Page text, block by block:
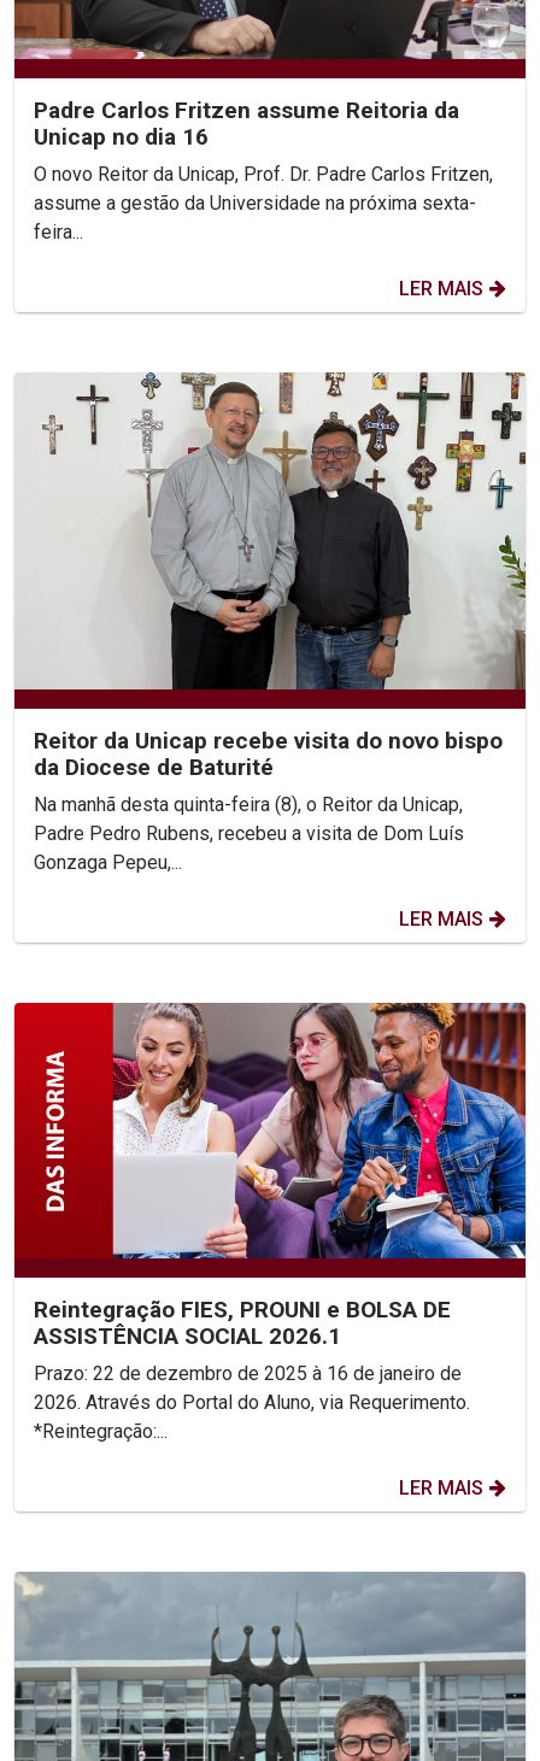
Padre Carlos Fritzen assume Reitoria da
Unicap no dia 16
O novo Reitor da Unicap, Prof. Dr. Padre Carlos Fritzen,
assume a gestão da Universidade na próxima sexta-
feira...
LER MAIS
Reitor da Unicap recebe visita do novo bispo
da Diocese de Baturité
Na manhã desta quinta-feira (8), o Reitor da Unicap,
Padre Pedro Rubens, recebeu a visita de Dom Luís
Gonzaga Pepeu,...
LER MAIS
Reintegração FIES, PROUNI e BOLSA DE
ASSISTÊNCIA SOCIAL 2026.1
Prazo: 22 de dezembro de 2025 à 16 de janeiro de
2026. Através do Portal do Aluno, via Requerimento.
*Reintegração:...
LER MAIS